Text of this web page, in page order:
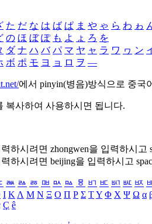
た だ な は ば ぱ ま や ゃ ら わ ゎ
の ほ ぼ ぽ も よ ょ ろ を
ダ ナ ハ バ パ マ ヤ ャ ラ ワ ヮ ン
ボ ポ モ ヨ ョ ロ ヲ ―
에서 pinyin(병음)방식으로 중국
복사하여 사용하시면 됩니다.
하시려면 zhongwen을 입력하시고
하시려면 beijing을 입력하시고
ㅫ ㅬ ㅭ ㅮ ㅯ ㅰ ㅱ ㅲ ㅳ ㅴ ㅵ ㅶ
Ι ΚΛ Μ Ν Ξ Ο Π Ρ Σ ΤΥ Φ Χ Ψ Ω α
Ç ê